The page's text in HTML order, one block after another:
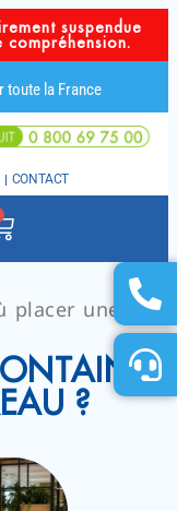
suspendue
compréhension.
toute la France
CONTACT
placer une
?